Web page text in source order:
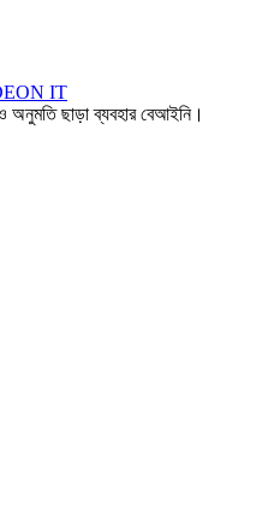
IT
অনুমতি ছাড়া ব্যবহার বেআইনি।